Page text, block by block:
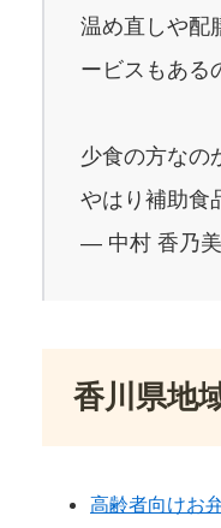
温め直しや配
ービスもある
少食の方なの
やはり補助食
— 中村 香乃
香川県地
高齢者向けお